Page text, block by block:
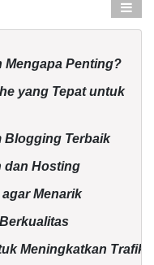
Mengapa Penting?
yang Tepat untuk
Blogging Terbaik
dan Hosting
Menarik
Meningkatkan Trafik